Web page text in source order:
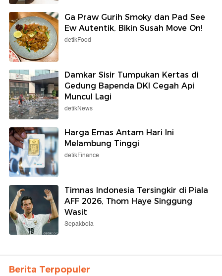
Ga Praw Gurih Smoky dan Pad See
Ew Autentik, Bikin Susah Move On!
detikFood
Damkar Sisir Tumpukan Kertas di
Gedung Bapenda DKI Cegah Api
Muncul Lagi
detikNews
Harga Emas Antam Hari Ini
Melambung Tinggi
detikFinance
Timnas Indonesia Tersingkir di Piala
AFF 2026, Thom Haye Singgung
Wasit
Sepakbola
Berita Terpopuler